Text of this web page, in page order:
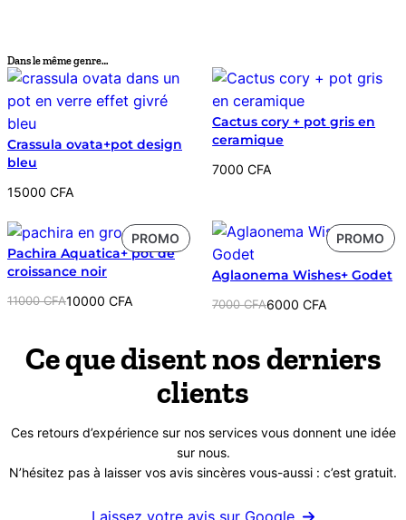
Dans le même genre…
Crassula ovata+pot design
bleu
15000 CFA
Cactus cory + pot gris en
ceramique
7000CFA
PROMOPRODUIT
EN
PROMOTION
Pachira Aquatica+ pot de
croissance noir
11000CFA
Le
était :
11000 CFA.
10000 CFA
Le
est :
10000 CFA.
PROMO
EN
Aglaonema Wishes+ Godet
7000CFA
Le
était :
7000 CFA.
6000CFA
Le
est :
6000 CFA.
Ce que disent nos derniers
clients
Ces retours d’expérience sur nos services vous donnent une idée
sur nous.
N’hésitez pas à laisser vos avis sincères vous-aussi : c’est gratuit.